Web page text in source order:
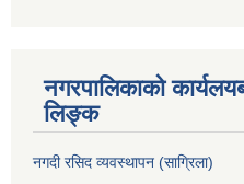
नगरपालिकाको
लिङ्क
नगदी रसिद व्यवस्थापन (साग्रिला)